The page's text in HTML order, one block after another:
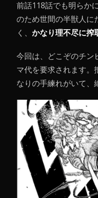
前話118話でも明らか
のため世間の半獣人に
く、かなり理不尽に搾
今回は、どこぞのチン
マ代を要求されます。
なりの手練れがいて、